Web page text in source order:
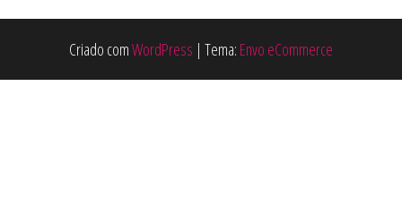
Criado comWordPress | Tema: Envo eCommerce